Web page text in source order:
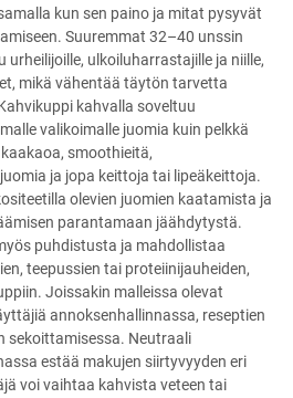
kun sen paino ja mitat pysyvät
Suuremmat 32–40 unssin
ulkoiluharrastajille ja niille,
mikä vähentää täytön tarvetta
kahvalla soveltuu
valikoimalle juomia kuin pelkkä
smoothieitä,
ja jopa keittoja tai lipeäkeittoja.
olevien juomien kaatamista ja
parantamaan jäähdytystä.
puhdistusta ja mahdollistaa
teepussien tai proteiinijauheiden,
Joissakin malleissa olevat
annoksenhallinnassa, reseptien
sekoittamisessa. Neutraali
estää makujen siirtyvyyden eri
voi vaihtaa kahvista veteen tai